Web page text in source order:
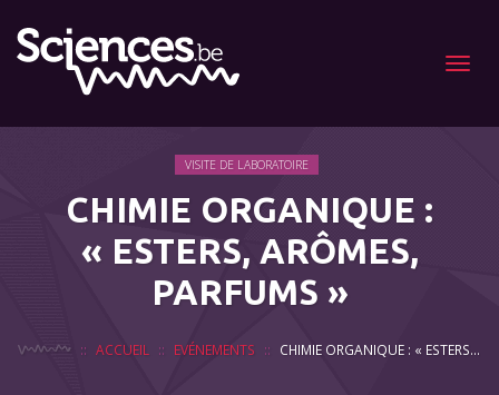
Menu
VISITE DE LABORATOIRE
CHIMIE ORGANIQUE :
« ESTERS, ARÔMES,
PARFUMS »
ACCUEIL EVÉNEMENTS CHIMIE ORGANIQUE : « ESTERS, ARÔMES, PARFUMS »